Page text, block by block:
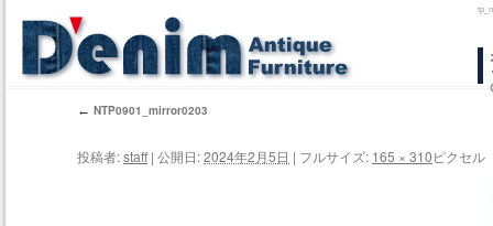
ン
← NTP0901_mirror0203
投稿者:staff | 公開日:2024年2月5日 | フルサイズ: 165 × 310ピクセル